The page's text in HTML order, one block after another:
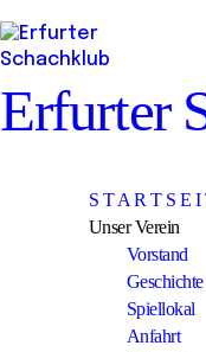
Erfurter
S T A R T S E I
Unser Verein
Vorstand
Geschichte
Spiellokal
Anfahrt